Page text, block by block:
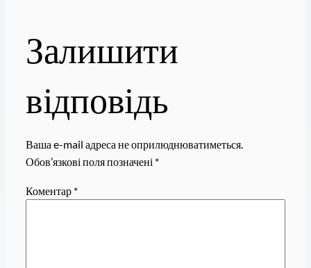
Залишити
відповідь
Ваша e-mail адреса не оприлюднюватиметься.
Обов’язкові поля позначені *
Коментар *